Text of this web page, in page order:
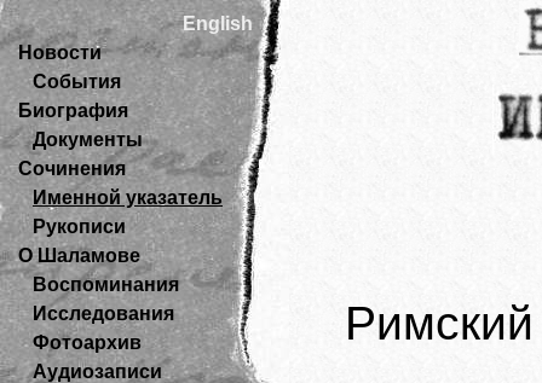
English
Новости
События
Биография
Документы
Сочинения
Именной указатель
Рукописи
О Шаламове
Воспоминания
Исследования
Фотоархив
Аудиозаписи